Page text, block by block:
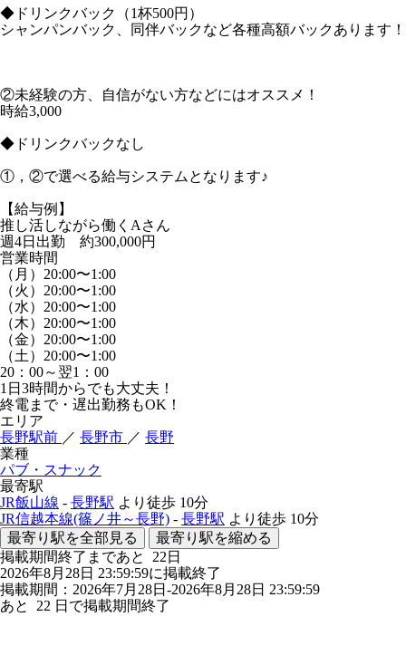
◆ドリンクバック（1杯500円）
シャンパンバック、同伴バックなど各種高額バックあります！
②未経験の方、自信がない方などにはオススメ！
時給3,000
◆ドリンクバックなし
①，②で選べる給与システムとなります♪
【給与例】
推し活しながら働くAさん
週4日出勤 約300,000円
営業時間
（月）20:00〜1:00
（火）20:00〜1:00
（水）20:00〜1:00
（木）20:00〜1:00
（金）20:00〜1:00
（土）20:00〜1:00
20：00～翌1：00
1日3時間からでも大丈夫！
終電まで・遅出勤務もOK！
エリア
長野駅前 ／ 長野市 ／ 長野
業種
パブ・スナック
最寄駅
JR飯山線 - 長野駅 より徒歩 10分
JR信越本線(篠ノ井～長野) - 長野駅 より徒歩 10分
最寄り駅を全部見る
最寄り駅を縮める
掲載期間終了まであと 22 日
2026年8月28日 23:59:59に掲載終了
掲載期間：2026年7月28日-2026年8月28日 23:59:59
あと 22 日で掲載期間終了